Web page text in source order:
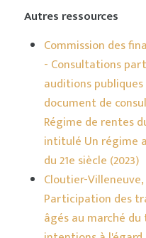
Autres ressources
Commission des
- Consultations
auditions
document de
Régime de rentes
intitulé Un régime
du 21e siècle (2023)
Cloutier-Villeneuve,
Participation des
âgés au marché